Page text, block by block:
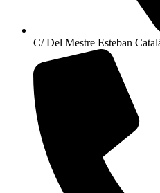
C/ Del Mestre Esteban